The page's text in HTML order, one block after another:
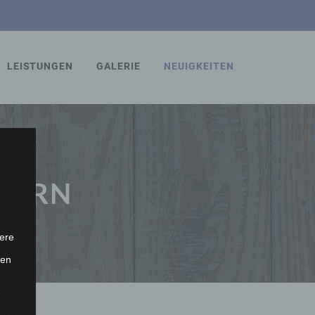
LEISTUNGEN GALERIE NEUIGKEITEN